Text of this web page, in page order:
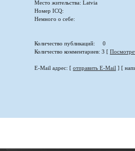
Место жительства: Latvia
Номер ICQ:
Немного о себе:
Количество публикаций: 0
Количество комментариев: 3 [
E-Mail адрес: [ отправить E-Mail ] [